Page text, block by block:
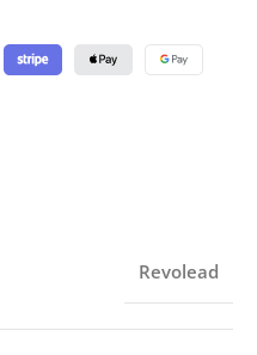
Revolead